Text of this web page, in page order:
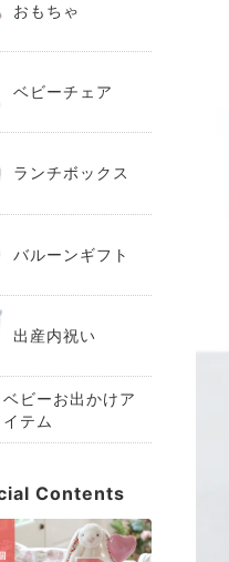
おもちゃ
ベビーチェア
ランチボックス
バルーンギフト
出産内祝い
ベビーお出かけア
イテム
Contents